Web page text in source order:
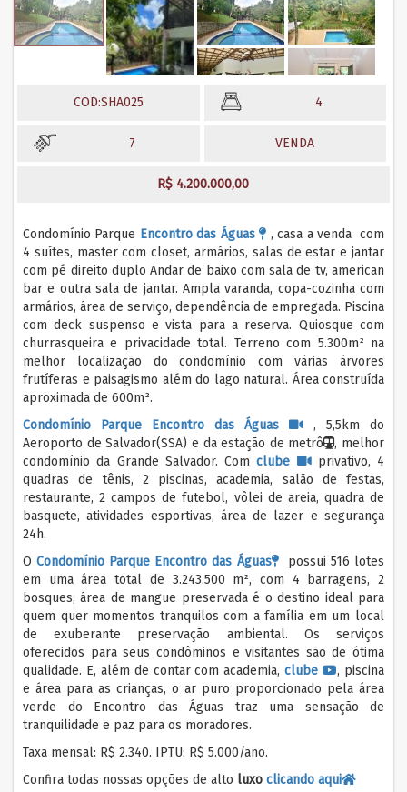
COD:SHA025 4
7 VENDA
R$ 4.200.000,00
Condomínio Parque Encontro das Águas
, casa a venda com
4 suítes, master com closet, armários, salas de estar e jantar
com pé direito duplo Andar de baixo com sala de tv, american
bar e outra sala de jantar. Ampla varanda, copa-cozinha com
armários, área de serviço, dependência de empregada. Piscina
com deck suspenso e vista para a reserva. Quiosque com
churrasqueira e privacidade total. Terreno com 5.300m² na
melhor localização do condomínio com várias árvores
frutíferas e paisagismo além do lago natural. Área construída
aproximada de 600m².
Condomínio Parque Encontro das Águas
, 5,5km do
Aeroporto de Salvador(SSA) e da estação de metrô
, melhor
condomínio da Grande Salvador. Comclube
privativo, 4
quadras de tênis, 2 piscinas, academia, salão de festas,
restaurante, 2 campos de futebol, vôlei de areia, quadra de
basquete, atividades esportivas, área de lazer e segurança
24h.
OCondomínio Parque Encontro das Águas possui 516 lotes
em uma área total de 3.243.500 m², com 4 barragens, 2
bosques, área de mangue preservada é o destino ideal para
quem quer momentos tranquilos com a família em um local
de exuberante preservação ambiental. Os serviços
oferecidos para seus condôminos e visitantes são de ótima
qualidade. E, além de contar com academia, clube
, piscina
e área para as crianças, o ar puro proporcionado pela área
verde do Encontro das Águas traz uma sensação de
tranquilidade e paz para os moradores.
Taxa mensal: R$ 2.340. IPTU: R$ 5.000/ano.
Confira todas nossas opções de alto luxo clicando aqui